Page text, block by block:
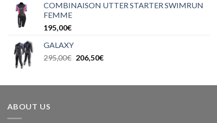
COMBINAISON UTTER STARTER SWIMRUN
FEMME
195,00€
GALAXY
295,00€ 206,50€
ABOUT US